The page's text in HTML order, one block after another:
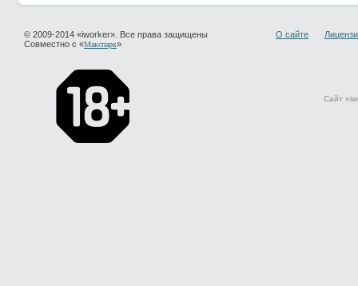
© 2009-2014 «iworker». Все права защищены
Совместно с «Макспарк»
О сайте
Сайт